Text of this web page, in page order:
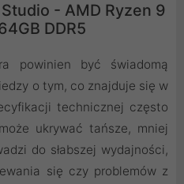
- AMD Ryzen 9
DDR5
powinien być świadomą
o tym, co znajduje się w
technicznej często
ukrywać tańsze, mniej
do słabszej wydajności,
się czy problemów z